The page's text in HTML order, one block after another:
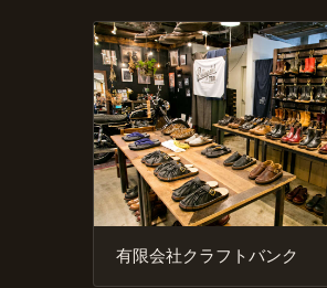
有限会社クラフトバンク